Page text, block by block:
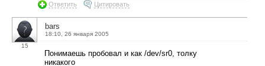
Ответить Цитировать
15
bars
18:10, 26 января 2005
Понимаешь пробовал и как /dev/sr0, толку
никакого